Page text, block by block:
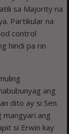
sa Majority na
Partikular na
control
hindi pa rin
ang
dito ay si Sen.
mangyari ang
si Erwin kay